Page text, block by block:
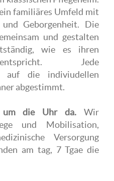
familiäres Umfeld mit
Geborgenheit. Die
und gestalten
wie es ihren
Jede
auf die indiviudellen
abgestimmt.
um die Uhr da. Wir
und Mobilisation,
Versorgung
am tag, 7 Tgae die